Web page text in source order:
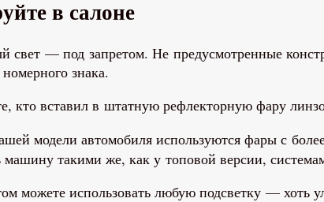
в салоне
— под запретом. Не предусмотренные
знака.
кто вставил в штатную рефлекторную фару
модели автомобиля используются фары с
такими же, как у топовой версии,
можете использовать любую подсветку — хоть